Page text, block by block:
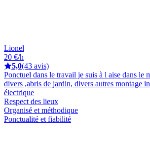
Lionel
20 €/h
5,0(43 avis)
Ponctuel dans le travail je suis à l aise dans le
divers ,abris de jardin, divers autres montage
électrique
Respect des lieux
Organisé et méthodique
Ponctualité et fiabilité